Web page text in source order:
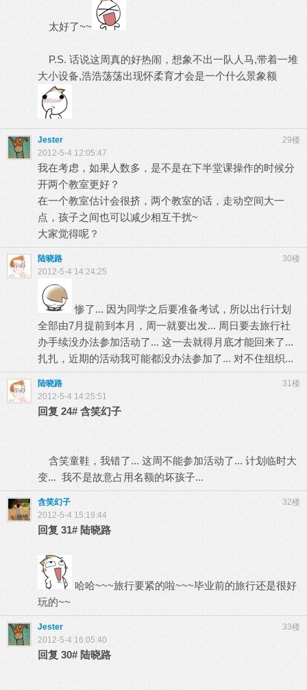
太好了~~
P.S. 话说这周真的好热闹，想象不出一队人马,带着一堆
大小设备,浩浩荡荡出现怀柔育才会是一个什么景象额
29楼
Jester
2012-5-4 12:05:47
我在考虑，如果人数多，是不是在下半堂课操作的时候分
开两个教室更好？
在一个教室估计会很挤，两个教室的话，走动空间大一
点，孩子之间也可以减少相互干扰~
大家觉得呢？
30楼
陆晓路
2012-5-4 14:24:25
惨了... 因为同学之后要准备考试，所以出行计划
全部由7月提前到本月，周一就要出发... 周日要去旅行社
办手续没办法参加活动了... 这一去就得月底才能回来了...
扎扎，近期的活动我可能都没办法参加了... 对不住组织...
31楼
陆晓路
2012-5-4 14:25:51
回复 24# 含笑幻子
含笑童鞋，我错了... 这周不能参加活动了... 计划临时大
变... 我不是故意占用名额的坏孩子...
32楼
含笑幻子
2012-5-4 15:19:44
回复 31# 陆晓路
哈哈~~~旅行要紧的啦~~~毕业前的旅行还是很好
玩的~~
33楼
Jester
2012-5-4 16:05:40
回复 30# 陆晓路